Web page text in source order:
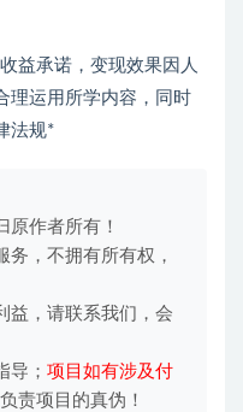
益承诺，变现效果因人
理运用所学内容，同时
法规*
原作者所有！
，不拥有所有权，
益，请联系我们，会
导； 项目如有涉及付
责项目的真伪！